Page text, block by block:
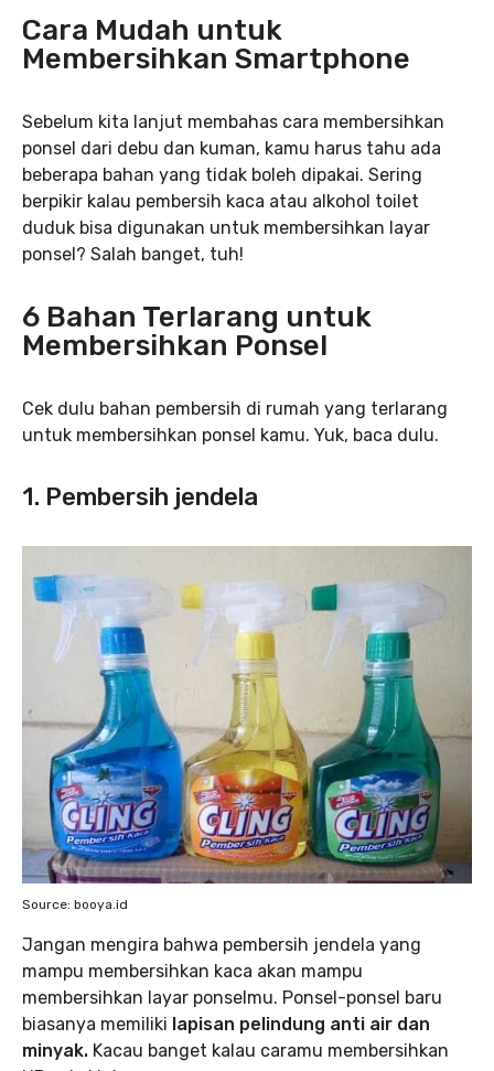
Cara Mudah untuk
Membersihkan Smartphone
Sebelum kita lanjut membahas cara membersihkan
ponsel dari debu dan kuman, kamu harus tahu ada
beberapa bahan yang tidak boleh dipakai. Sering
berpikir kalau pembersih kaca atau alkohol toilet
duduk bisa digunakan untuk membersihkan layar
ponsel? Salah banget, tuh!
6 Bahan Terlarang untuk
Membersihkan Ponsel
Cek dulu bahan pembersih di rumah yang terlarang
untuk membersihkan ponsel kamu. Yuk, baca dulu.
1. Pembersih jendela
Source: booya.id
Jangan mengira bahwa pembersih jendela yang
mampu membersihkan kaca akan mampu
membersihkan layar ponselmu. Ponsel-ponsel baru
biasanya memiliki lapisan pelindung anti air dan
minyak. Kacau banget kalau caramu membersihkan